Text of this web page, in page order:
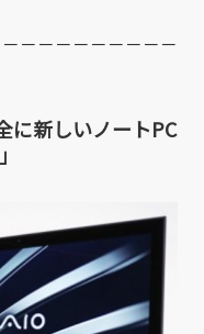
－－－－－－－－－
に新しいノートPC